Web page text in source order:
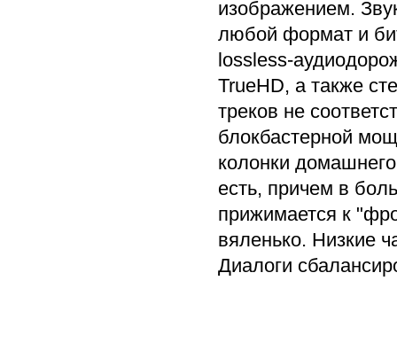
изображением.
любой формат и
lossless-
TrueHD, а также
треков не
блокбастерной
колонки
есть, причем в
прижимается к
вяленько. Низкие
Диалоги